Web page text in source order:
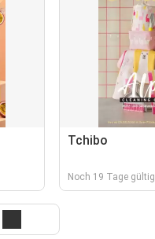
Tchibo
Noch 19 Tage gültig